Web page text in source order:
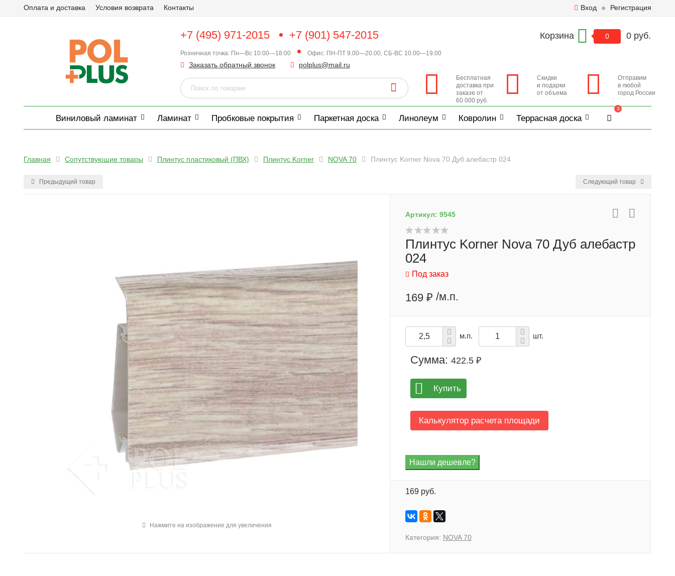
Оплата и доставка Условия возврата Контакты Вход Регистрация
+7 (495) 971-2015 +7 (901) 547-2015
Розничная точка: Пн—Вс 10:00—18:00 Офис: ПН-ПТ 9.00—20.00, СБ-ВС 10.00—19.00
Заказать обратный звонок polplus@mail.ru
Корзина 0 0 руб.
Бесплатная
доставка при
заказе от
60 000 руб.
Скидки
и подарки
от объема
Отправим
в любой
город России
Виниловый ламинат Ламинат Пробковые покрытия Паркетная доска Линолеум Ковролин Террасная доска
3
Главная Сопутствующие товары Плинтус пластиковый (ПВХ) Плинтус Korner NOVA 70 Плинтус Korner Nova 70 Дуб алебастр 024
Предыдущий товар Следующий товар
Нажмите на изображение для увеличения
Артикул: 9545
Плинтус Korner Nova 70 Дуб алебастр
024
Под заказ
169 ₽ /м.п.
м.п. шт.
Сумма: 422.5 ₽
Купить
Калькулятор расчета площади
169 руб.
Категория: NOVA 70